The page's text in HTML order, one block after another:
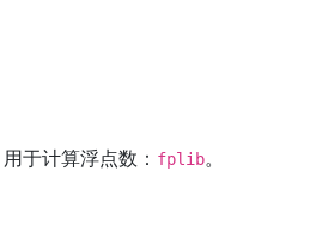
用于计算浮点数： fplib。